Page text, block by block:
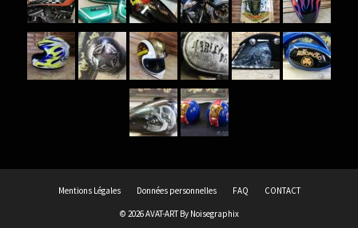
Mentions Légales Données personnelles FAQ CONTACT
© 2026 AVAT-ART By Noisegraphix